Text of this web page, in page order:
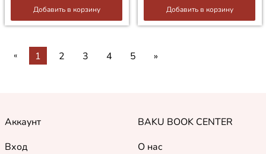
Добавить в корзину Добавить в корзину
« 1 2 3 4 5 »
Аккаунт
Вход
BAKU BOOK CENTER
О нас